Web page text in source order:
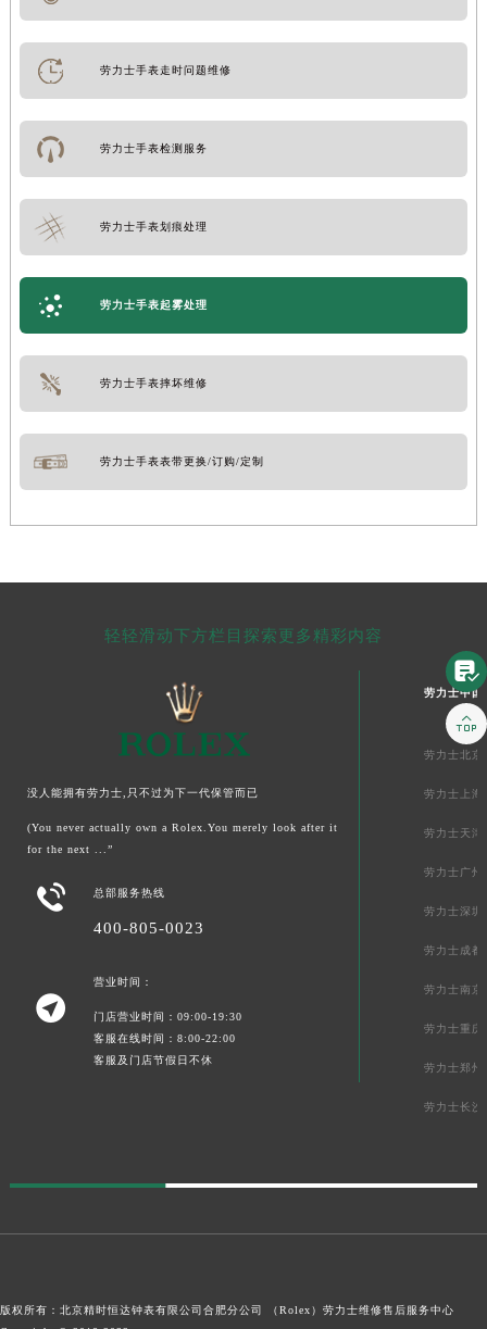
劳力士手表走时问题维修
劳力士手表检测服务
劳力士手表划痕处理
劳力士手表起雾处理
劳力士手表摔坏维修
劳力士手表表带更换/订购/定制
轻轻滑动下方栏目探索更多精彩内容
没人能拥有劳力士,只不过为下一代保管而已
(You never actually own a Rolex.You merely look after it
for the next ...”
 总部服务热线
400-805-0023

营业时间：
门店营业时间：09:00-19:30
客服在线时间：8:00-22:00
客服及门店节假日不休
劳力士中国
劳力士北京
劳力士上海
劳力士天津
劳力士广州
劳力士深圳
劳力士成都
劳力士南京
劳力士重庆
劳力士郑州
劳力士长沙
版权所有：北京精时恒达钟表有限公司合肥分公司 （Rolex） 劳力士维修售后服务中心

